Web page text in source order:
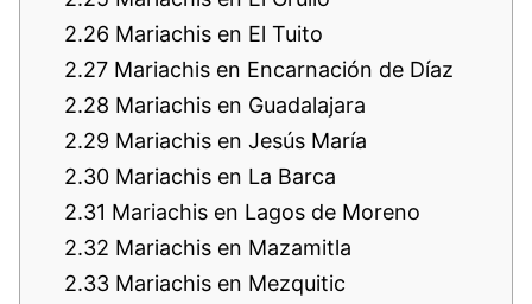
2.26 Mariachis en El Tuito
2.27 Mariachis en Encarnación de Díaz
2.28 Mariachis en Guadalajara
2.29 Mariachis en Jesús María
2.30 Mariachis en La Barca
2.31 Mariachis en Lagos de Moreno
2.32 Mariachis en Mazamitla
2.33 Mariachis en Mezquitic